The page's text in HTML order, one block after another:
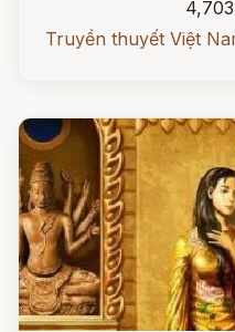
Truyền thuyết Việt